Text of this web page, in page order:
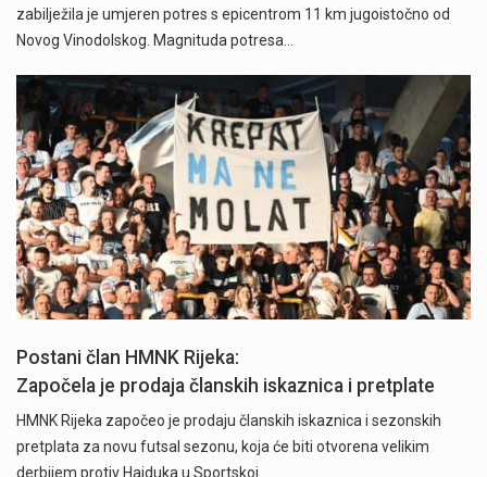
zabilježila je umjeren potres s epicentrom 11 km jugoistočno od
Novog Vinodolskog. Magnituda potresa…
Započela je prodaja članskih iskaznica i pretplate" />
Postani član HMNK Rijeka:
Započela je prodaja članskih iskaznica i pretplate
HMNK Rijeka započeo je prodaju članskih iskaznica i sezonskih
pretplata za novu futsal sezonu, koja će biti otvorena velikim
derbijem protiv Hajduka u Sportskoj…